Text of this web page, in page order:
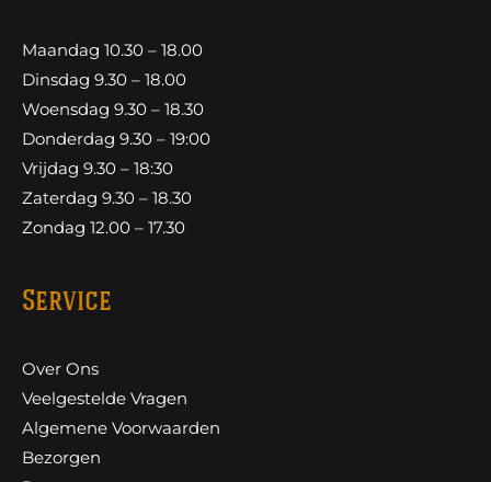
Maandag 10.30 – 18.00
Dinsdag 9.30 – 18.00
Woensdag 9.30 – 18.30
Donderdag 9.30 – 19:00
Vrijdag 9.30 – 18:30
Zaterdag 9.30 – 18.30
Zondag 12.00 – 17.30
Service
Over Ons
Veelgestelde Vragen
Algemene Voorwaarden
Bezorgen